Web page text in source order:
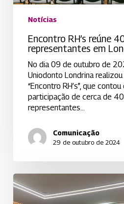
Notícias
Encontro RH’s reúne
representantes em
No dia 09 de outubro de
Uniodonto Londrina
“Encontro RH’s”, que
participação de cerca de 40
representantes…
Comunicação
29 de outubro de 2024
Uniodonto
Londrina
promove